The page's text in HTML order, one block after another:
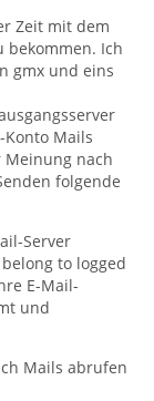
Zeit mit dem
bekommen. Ich
gmx und eins
Mails
Meinung nach
folgende
Server
to logged
E-Mail-
und
Mails abrufen